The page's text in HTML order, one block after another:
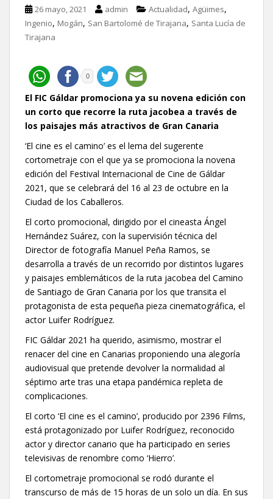
26 mayo, 2021 admin Actualidad, Agüimes,
Ingenio, Mogán, San Bartolomé de Tirajana, Santa Lucía de
Tirajana
0
El FIC Gáldar promociona ya su novena edición con
un corto que recorre la ruta jacobea a través de
los paisajes más atractivos de Gran Canaria
‘El cine es el camino’ es el lema del sugerente
cortometraje con el que ya se promociona la novena
edición del Festival Internacional de Cine de Gáldar
2021, que se celebrará del 16 al 23 de octubre en la
Ciudad de los Caballeros.
El corto promocional, dirigido por el cineasta Ángel
Hernández Suárez, con la supervisión técnica del
Director de fotografía Manuel Peña Ramos, se
desarrolla a través de un recorrido por distintos lugares
y paisajes emblemáticos de la ruta jacobea del Camino
de Santiago de Gran Canaria por los que transita el
protagonista de esta pequeña pieza cinematográfica, el
actor Luifer Rodríguez.
FIC Gáldar 2021 ha querido, asimismo, mostrar el
renacer del cine en Canarias proponiendo una alegoría
audiovisual que pretende devolver la normalidad al
séptimo arte tras una etapa pandémica repleta de
complicaciones.
El corto ‘El cine es el camino’, producido por 2396 Films,
está protagonizado por Luifer Rodríguez, reconocido
actor y director canario que ha participado en series
televisivas de renombre como ‘Hierro’.
El cortometraje promocional se rodó durante el
transcurso de más de 15 horas de un solo un día. En sus